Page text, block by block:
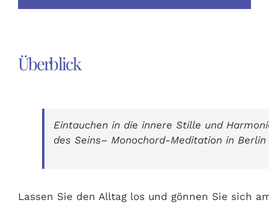
Überblick
Eintauchen in die innere Stille und
des Seins– Monochord-Meditation in Berlin
Lassen Sie den Alltag los und gönnen Sie sich